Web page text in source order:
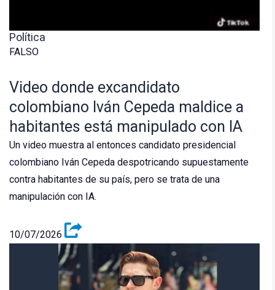
Política
FALSO
Video donde excandidato
colombiano Iván Cepeda maldice a
habitantes está manipulado con IA
Un video muestra al entonces candidato presidencial
colombiano Iván Cepeda despotricando supuestamente
contra habitantes de su país, pero se trata de una
manipulación con IA.
10/07/2026